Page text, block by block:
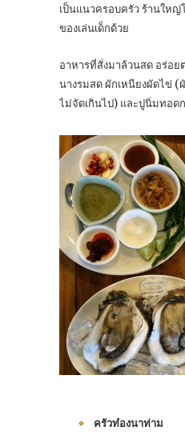
เป็นแนวครอบครัว ร้านให
ของเล่นเด็กด้วย
อาหารที่สั่งมาล้วนสด อร่อ
นางรมสด ผักเหนียงผัดไข่ (
ไม่จัดเกินไป) และปูนิ่มทอด
ครัวท๋องนาท่าม